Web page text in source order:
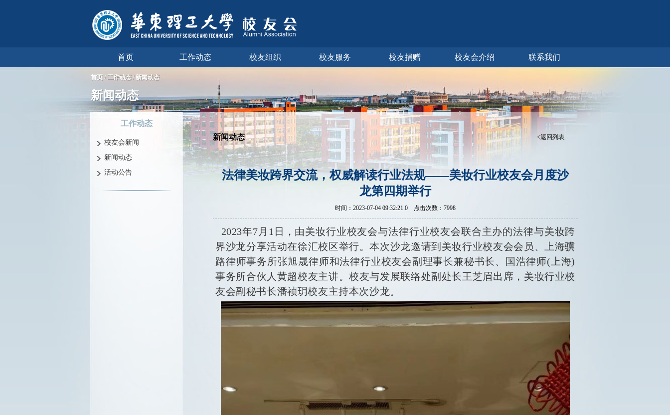
首页 工作动态 校友组织 校友服务 校友捐赠 校友会介绍 联系我们
首页/工作动态/ 新闻动态
新闻动态
工作动态
校友会新闻
新闻动态
活动公告
新闻动态 <返回列表
法律美妆跨界交流，权威解读行业法规——美妆行业校友会月度沙
龙第四期举行
时间： 2023-07-04 09:32:21.0 点击次数： 7998